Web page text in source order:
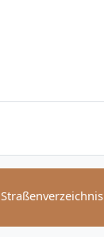
Straßenverzeichnis